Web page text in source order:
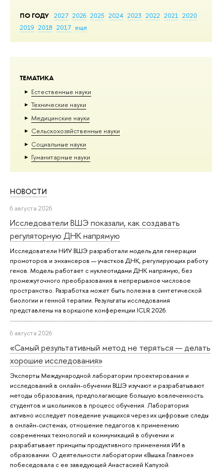
ПО ГОДУ 2027 2026 2025 2024 2023 2022 2021 2020
2019 2018 2017 еще
ТЕМАТИКА
Естественные науки
Тех­ничес­кие науки
Медицинские науки
Сельскохозяйственные науки
Социальные науки
Гуманитарные науки
НОВОСТИ
6 августа 2026
Исследователи ВШЭ показали, как создавать
регуляторную ДНК напрямую
Исследователи НИУ ВШЭ разработали модель для генерации
промоторов и энхансеров — участков ДНК, регулирующих работу
генов. Модель работает с нуклеотидами ДНК напрямую, без
промежуточного преобразования в непрерывное числовое
пространство. Разработка может быть полезна в синтетической
биологии и генной терапии. Результаты исследования
представлены на воркшопе конференции ICLR 2026.
6 августа 2026
«Самый результативный метод не теряться — делать
хорошие исследования»
Эксперты Международной лаборатории проектирования и
исследований в онлайн-обучении ВШЭ изучают и разрабатывают
методы образования, предполагающие большую вовлеченность
студентов и школьников в процесс обучения. Лаборатория
активно исследует поведение учащихся через их цифровые следы
в онлайн-системах, отношение педагогов к применению
современных технологий и коммуникаций в обучении и
разрабатывает принципы продуктивного применения ИИ в
образовании. О деятельности лаборатории «Вышка.Главное»
побеседовала с ее заведующей Анастасией Капузой.